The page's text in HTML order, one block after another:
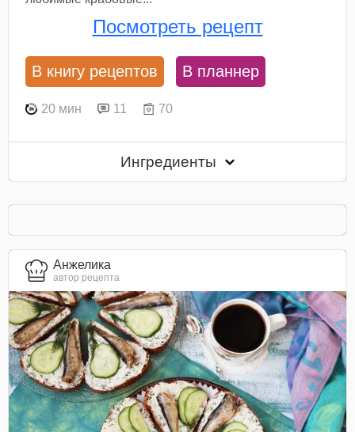
Посмотреть рецепт
В книгу рецептов В планнер
20 мин 11 70
Ингредиенты
Анжелика
автор рецепта